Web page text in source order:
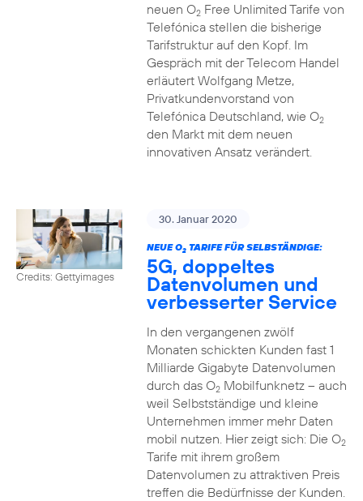
neuen O2Free Unlimited Tarife von
Telefónica stellen die bisherige
Tarifstruktur auf den Kopf. Im
Gespräch mit der Telecom Handel
erläutert Wolfgang Metze,
Privatkundenvorstand von
Telefónica Deutschland, wie O2
den Markt mit dem neuen
innovativen Ansatz verändert.
Credits: Gettyimages
30. Januar 2020
NEUE O2TARIFE FÜR SELBSTÄNDIGE:
5G, doppeltes
Datenvolumen und
verbesserter Service
In den vergangenen zwölf
Monaten schickten Kunden fast 1
Milliarde Gigabyte Datenvolumen
durch das O2Mobilfunknetz – auch
weil Selbstständige und kleine
Unternehmen immer mehr Daten
mobil nutzen. Hier zeigt sich: Die O2
Tarife mit ihrem großem
Datenvolumen zu attraktiven Preis
treffen die Bedürfnisse der Kunden.